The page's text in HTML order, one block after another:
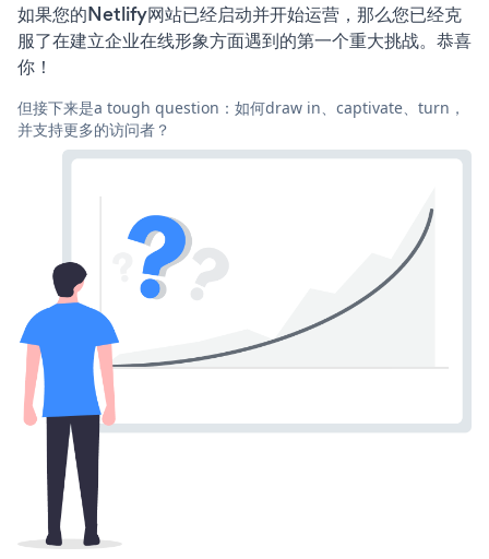
如果您的Netlify网站已经启动并开始运营，那么您已经克
服了在建立企业在线形象方面遇到的第一个重大挑战。恭喜
你！
但接下来是a tough question：如何draw in、captivate、turn，
并支持更多的访问者？